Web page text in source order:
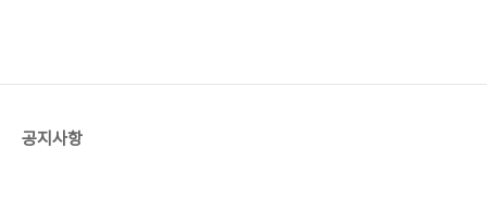
감추고 자세한 정보 보기 버튼을 누르면 자세한 내용
공지사항